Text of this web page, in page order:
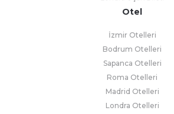
Otel
İzmir Otelleri
Bodrum Otelleri
Sapanca Otelleri
Roma Otelleri
Madrid Otelleri
Londra Otelleri